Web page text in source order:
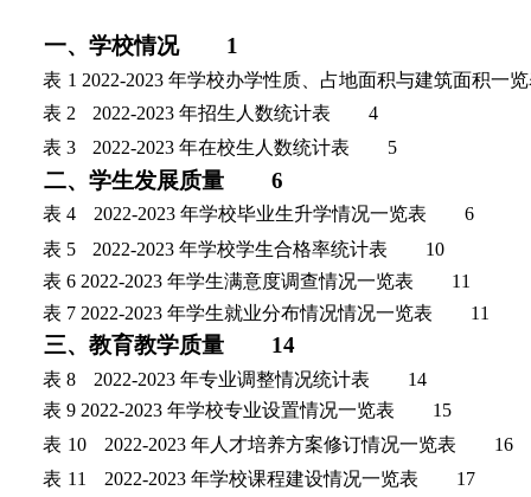
一、学校情况 1
表 1 2022-2023 年学校办学性质、占地面积与建筑面积一
表 2
2022-2023 年招生人数统计表
4
表 3
2022-2023 年在校生人数统计表 5
二、学生发展质量 6
表 4 2022-2023 年学校毕业生升学情况一览表
6
表 5
2022-2023 年学校学生合格率统计表 10
表 6 2022-2023 年学生满意度调查情况一览表
11
表 7 2022-2023 年学生就业分布情况情况一览表
11
三、教育教学质量 14
表 8 2022-2023 年专业调整情况统计表 14
表 9 2022-2023 年学校专业设置情况一览表 15
表 10 2022-2023 年人才培养方案修订情况一览表 16
表 11 2022-2023 年学校课程建设情况一览表 1 7